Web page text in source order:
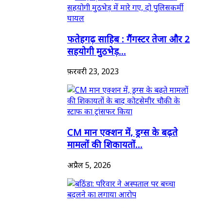
फतेहगढ़ साहिब : गैंगस्टर तेजा और 2
सहयोगी मुठभेड़...
फ़रवरी 23, 2023
CM मान एक्शन में, ड्रग्स के बढ़ते
मामलों की शिकायतों...
अप्रैल 5, 2026